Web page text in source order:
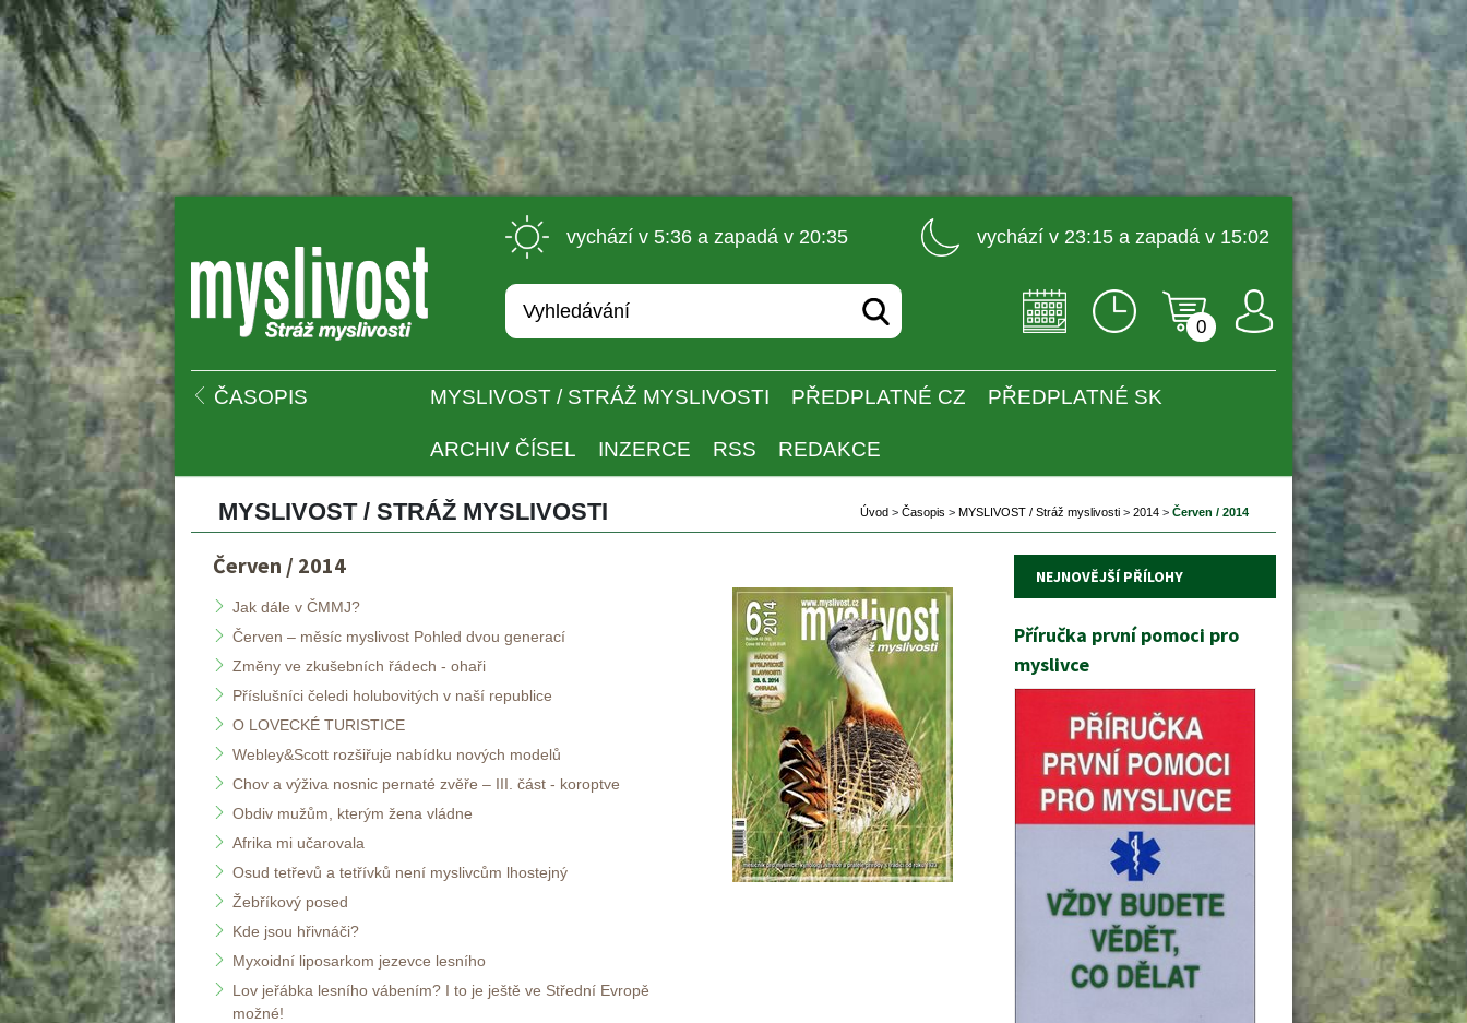
vychází v 5:36 a zapadá v 20:35 vychází v 23:15 a zapadá v 15:02
0
ČASOPIS MYSLIVOST / STRÁŽ MYSLIVOSTI PŘEDPLATNÉ CZ PŘEDPLATNÉ SK
ARCHIV ČÍSEL INZERCE RSS REDAKCE
MYSLIVOST / STRÁŽ MYSLIVOSTI Úvod > Časopi > MYSLIVOST / Stráž myslivosti > 2014 > Červen / 2014
Červen / 2014
Jak dále v ČMMJ?
Červen – měsíc myslivost Pohled dvou generací
Změny ve zkušebních řádech - ohaři
Příslušníci čeledi holubovitých v naší republice
O LOVECKÉ TURISTICE
Webley&Scott rozšiřuje nabídku nových modelů
Chov a výživa nosnic pernaté zvěře – III. část - koroptve
Obdiv mužům, kterým žena vládne
Afrika mi učarovala
Osud tetřevů a tetřívků není myslivcům lhostejný
Žebříkový posed
Kde jsou hřivnáči?
Myxoidní liposarkom jezevce lesního
Lov jeřábka lesního vábením? I to je ještě ve Střední Evropě
možné!
NEJNOVĚJŠÍ PŘÍLOHY
Příručka první pomoci pro
myslivce